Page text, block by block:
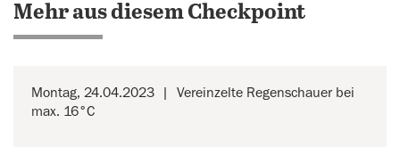
Mehr aus diesem Checkpoint
Montag, 24.04.2023
Vereinzelte Regenschauer bei
max. 16°C